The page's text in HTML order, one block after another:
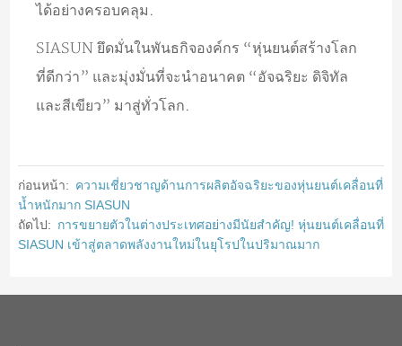
ได้อย่างครอบคลุม.
SIASUN ยึดมั่นในพันธกิจองค์กร “หุ่นยนต์สร้างโลก
ที่ดีกว่า” และมุ่งมั่นที่จะนำอนาคต “อัจฉริยะ ดิจิทัล
และสีเขียว” มาสู่ทั่วโลก.
ก่อนหน้า: ความเชี่ยวชาญด้านการผลิตอัจฉริยะของหุ่นยนต์เคลื่อนที่
น้ำหนักมาก SIASUN
ถัดไป: การขยายตัวในต่างประเทศอย่างมีนัยสำคัญ! หุ่นยนต์เคลื่อนที่
SIASUN เข้าสู่ตลาดพลังงานใหม่ในยุโรปในปริมาณมาก